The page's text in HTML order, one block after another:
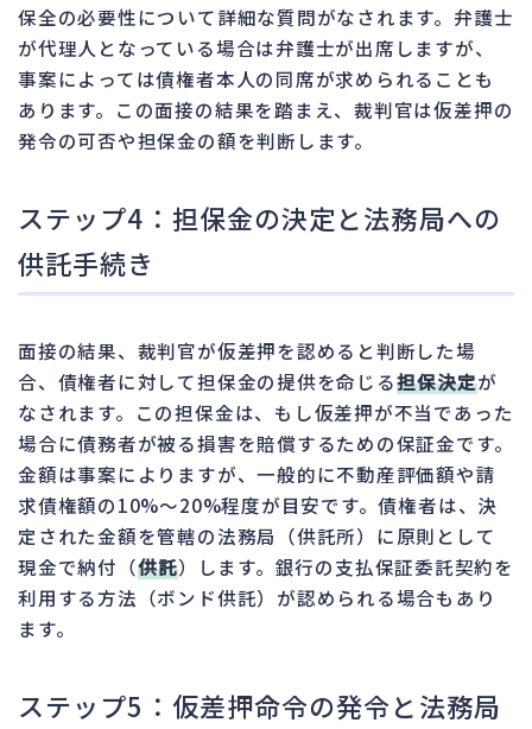
保全の必要性について詳細な質問がなされます。弁護士
が代理人となっている場合は弁護士が出席しますが、
事案によっては債権者本人の同席が求められることも
あります。この面接の結果を踏まえ、裁判官は仮差押の
発令の可否や担保金の額を判断します。
ステップ4：担保金の決定と法務局への
供託手続き
面接の結果、裁判官が仮差押を認めると判断した場
合、債権者に対して担保金の提供を命じる担保決定が
なされます。この担保金は、もし仮差押が不当であった
場合に債務者が被る損害を賠償するための保証金です。
金額は事案によりますが、一般的に不動産評価額や請
求債権額の10%～20%程度が目安です。債権者は、決
定された金額を管轄の法務局（供託所）に原則として
現金で納付（供託）します。銀行の支払保証委託契約を
利用する方法（ボンド供託）が認められる場合もあり
ます。
ステップ5：仮差押命令の発令と法務局